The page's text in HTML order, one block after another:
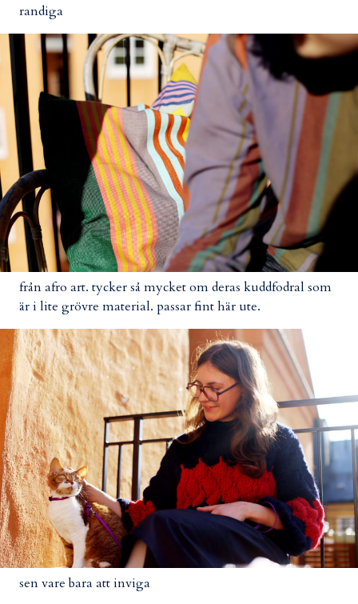
randiga
från afro art. tycker så mycket om deras kuddfodral som
är i lite grövre material. passar fint här ute.
sen vare bara att inviga